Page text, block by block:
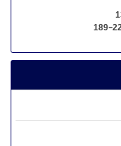
189-